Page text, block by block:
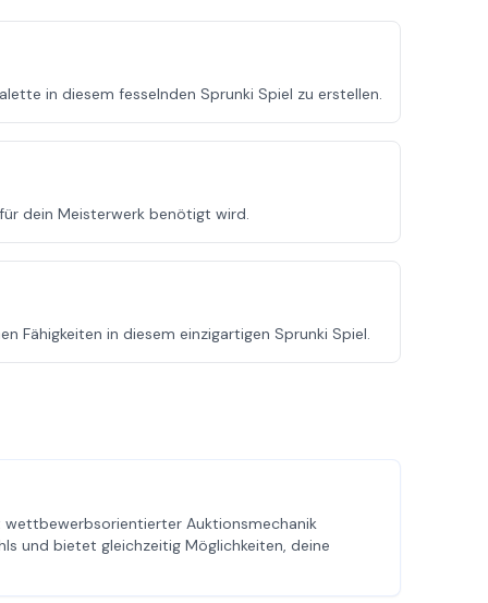
in diesem fesselnden Sprunki Spiel zu erstellen.
dein Meisterwerk benötigt wird.
Fähigkeiten in diesem einzigartigen Sprunki Spiel.
wettbewerbsorientierter Auktionsmechanik
und bietet gleichzeitig Möglichkeiten, deine